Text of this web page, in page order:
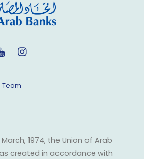
YouTube
Team
1974, the Union of Arab
created in accordance with